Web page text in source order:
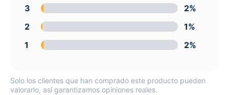
3
2%
2
1%
1
2%
Solo los clientes que han comprado este producto pueden
valorarlo, así garantizamos opiniones reales.